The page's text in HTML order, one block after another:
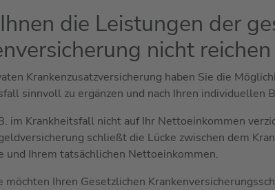
die Leistungen der
nicht reichen
Krankenzusatzversicherung haben Sie die
sinnvoll zu ergänzen und nach Ihren individuellen
im Krankheitsfall nicht auf Ihr Nettoeinkommen
schließt die Lücke zwischen dem
und Ihrem tatsächlichen Nettoeinkommen.
möchten Ihren Gesetzlichen